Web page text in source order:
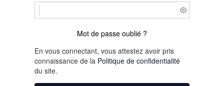
Mot de passe oublié ?
En vous connectant, vous attestez avoir pris
connaissance de la Politique de confidentialité
du site.